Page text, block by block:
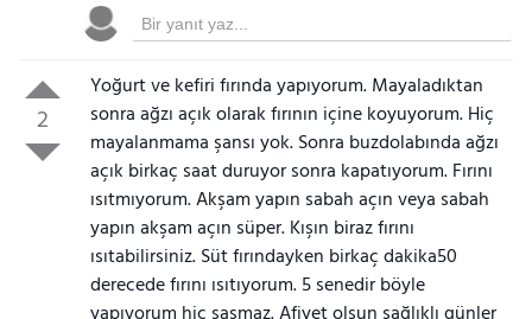
2
Yoğurt ve kefiri fırında yapıyorum. Mayaladıktan
sonra ağzı açık olarak fırının içine koyuyorum. Hiç
mayalanmama şansı yok. Sonra buzdolabında ağzı
açık birkaç saat duruyor sonra kapatıyorum. Fırını
ısıtmıyorum. Akşam yapın sabah açın veya sabah
yapın akşam açın süper. Kışın biraz fırını
ısıtabilirsiniz. Süt fırındayken birkaç dakika50
derecede fırını ısıtıyorum. 5 senedir böyle